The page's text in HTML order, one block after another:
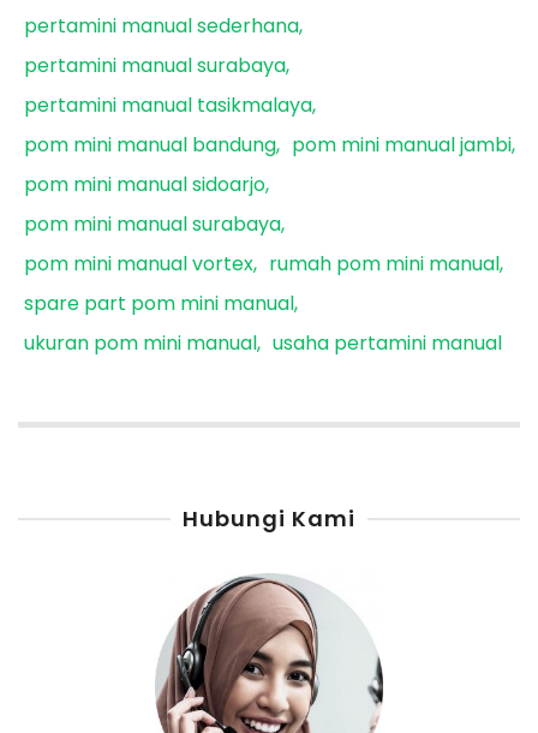
pertamini manual sederhana
pertamini manual surabaya
pertamini manual tasikmalaya
pom mini manual bandung
pom mini manual jambi
pom mini manual sidoarjo
pom mini manual surabaya
pom mini manual vortex
rumah pom mini manual
spare part pom mini manual
ukuran pom mini manual usaha pertamini manual
Hubungi Kami